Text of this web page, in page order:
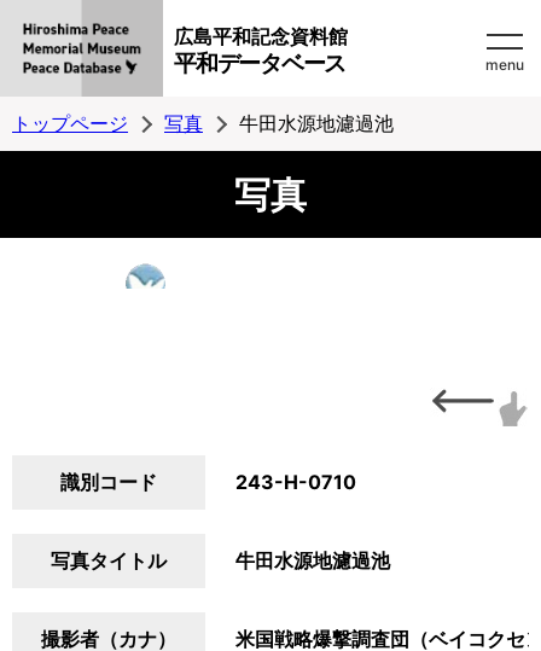
広島平和記念資料館
平和データベース menu
トップページ 写真 牛田水源地濾過池
写真
識別コード 243-H-0710
写真タイトル 牛田水源地濾過池
撮影者（カナ） 米国戦略爆撃調査団（ベイコクセ